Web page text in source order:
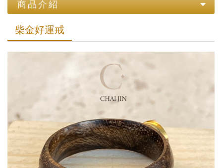
商品介紹
歷史價格表
柴金ChaiJin
水瓶座1/20~2/18
雙魚座2/19~3/20
白羊座3/21~4/19
金牛座4/20~5/20
黃金Gold
圖騰系列
好「飾」系列
白金Platinum
白金項鍊
結婚Wedding
柴金好運戒